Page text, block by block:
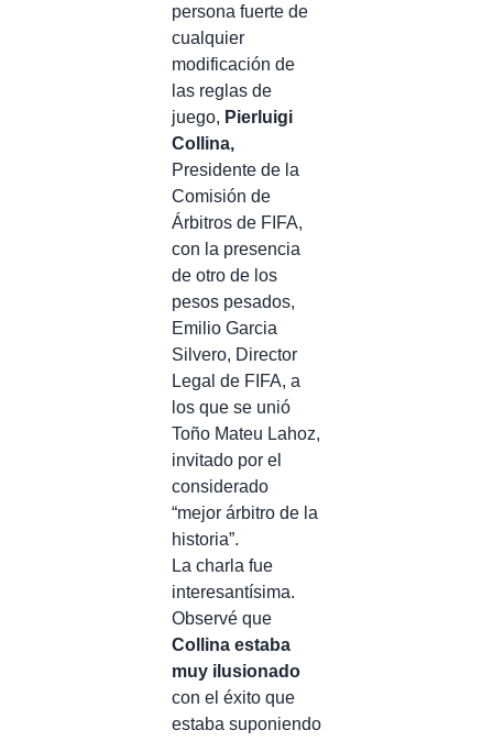
persona fuerte de
cualquier
modificación de
las reglas de
juego, Pierluigi
Collina,
Presidente de la
Comisión de
Árbitros de FIFA,
con la presencia
de otro de los
pesos pesados,
Emilio Garcia
Silvero, Director
Legal de FIFA, a
los que se unió
Toño Mateu Lahoz,
invitado por el
considerado
“mejor árbitro de la
historia”.
La charla fue
interesantísima.
Observé que
Collina estaba
muy ilusionado
con el éxito que
estaba suponiendo